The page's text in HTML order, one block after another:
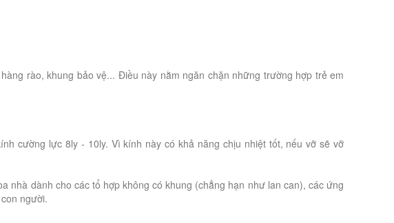
rào, khung bảo vệ... Điều này nằm ngăn chặn những trường hợp trẻ em
cường lực 8ly - 10ly. Vì kính này có khả năng chịu nhiệt tốt, nếu vỡ sẽ vỡ
nhà dành cho các tổ hợp không có khung (chẳng hạn như lan can), các ứng
người.